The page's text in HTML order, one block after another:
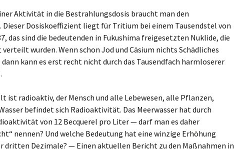
Aktivität in die Bestrahlungsdosis braucht man den
Dieser Dosiskoeffizient liegt für Tritium bei einem Tausendstel von
das sind die bedeutenden in Fukushima freigesetzten Nuklide, die
wurden. Wenn schon Jod und Cäsium nichts Schädliches
kann es erst recht nicht durch das Tausendfach harmloserer
ist radioaktiv, der Mensch und alle Lebewesen, alle Pflanzen,
befindet sich Radioaktivität. Das Meerwasser hat durch
von 12 Becquerel pro Liter — darf man es daher
nennen? Und welche Bedeutung hat eine winzige Erhöhung
dritten Dezimale? — Einen aktuellen Bericht zu den Maßnahmen in